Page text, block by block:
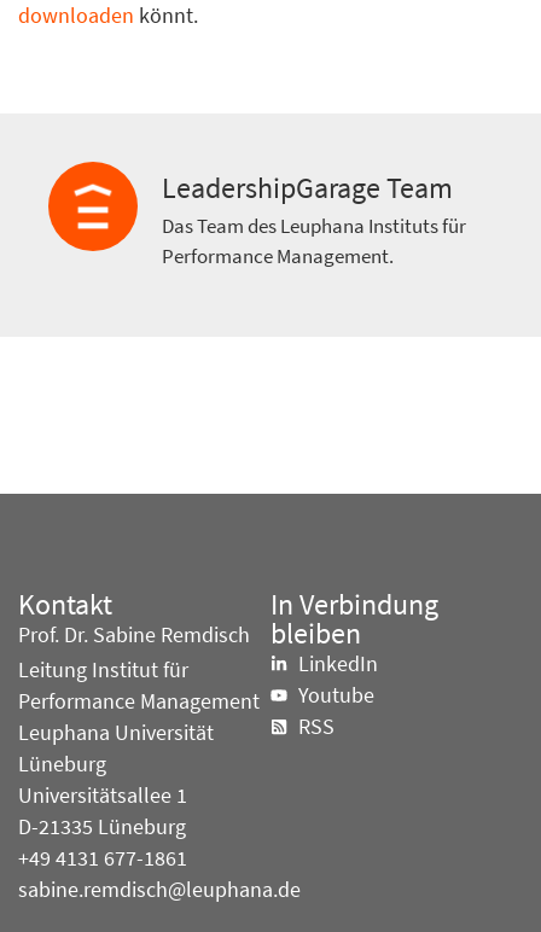
downloaden könnt.
LeadershipGarage Team
Das Team des Leuphana Instituts für
Performance Management.
Kontakt
Prof. Dr. Sabine Remdisch
Leitung Institut für
Performance Management
Leuphana Universität
Lüneburg
Universitätsallee 1
D-21335 Lüneburg
+49 4131 677-1861
sabine.remdisch@leuphana.de
In Verbindung
bleiben
LinkedIn
Youtube
RSS